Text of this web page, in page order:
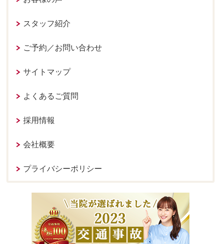
スタッフ紹介
ご予約／お問い合わせ
サイトマップ
よくあるご質問
採用情報
会社概要
プライバシーポリシー